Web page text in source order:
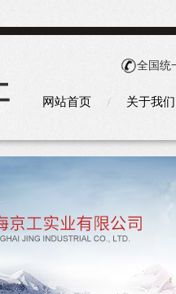
全国统
网站首页 关于我们